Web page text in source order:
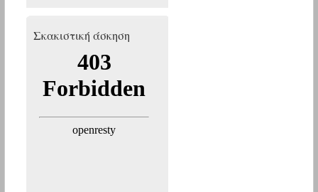
Σκακιστική άσκηση